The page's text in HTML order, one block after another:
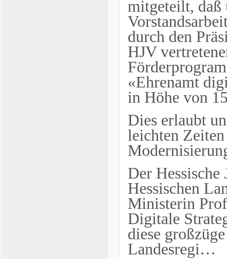
mitgeteilt, daß
durch den
HJV
«Ehrenamt
in Höhe von
Dies erlaubt
leichten
Der Hessische
Hessischen
Ministerin
Digitale
diese
Landesregi…